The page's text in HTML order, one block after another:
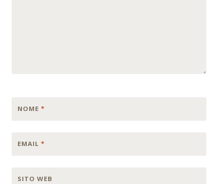
NOME *
EMAIL *
SITO WEB